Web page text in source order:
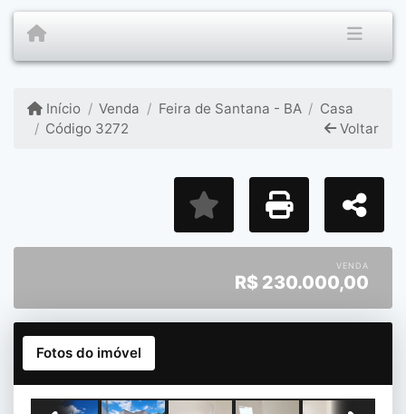
Início Venda Feira de Santana - BA
Casa
Código 3272
Voltar
VENDA
R$ 230.000,00
Fotos do imóvel